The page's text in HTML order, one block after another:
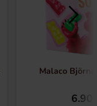
Malaco
6.90